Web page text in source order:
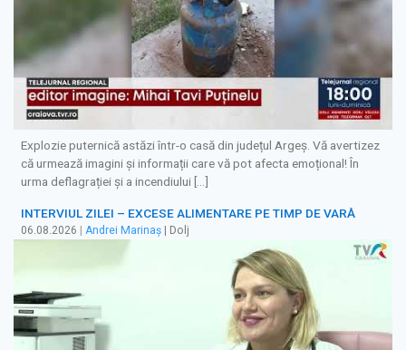
Explozie puternică astăzi într-o casă din județul Argeș. Vă avertizez
că urmează imagini și informații care vă pot afecta emoțional! În
urma deflagrației și a incendiului […]
INTERVIUL ZILEI – EXCESE ALIMENTARE PE TIMP DE VARĂ
06.08.2026 | Andrei Marinaș | Dolj